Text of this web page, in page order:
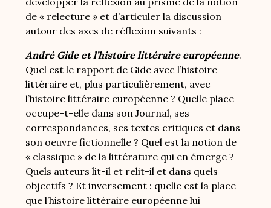
de « relecture » et d’articuler la discussion
autour des axes de réflexion suivants :
André Gide et l’histoire littéraire européenne.
Quel est le rapport de Gide avec l’histoire
littéraire et, plus particulièrement, avec
l’histoire littéraire européenne ? Quelle place
occupe-t-elle dans son Journal, ses
correspondances, ses textes critiques et dans
son oeuvre fictionnelle ? Quel est la notion de
« classique » de la littérature qui en émerge ?
Quels auteurs lit-il et relit-il et dans quels
objectifs ? Et inversement : quelle est la place
que l’histoire littéraire européenne lui